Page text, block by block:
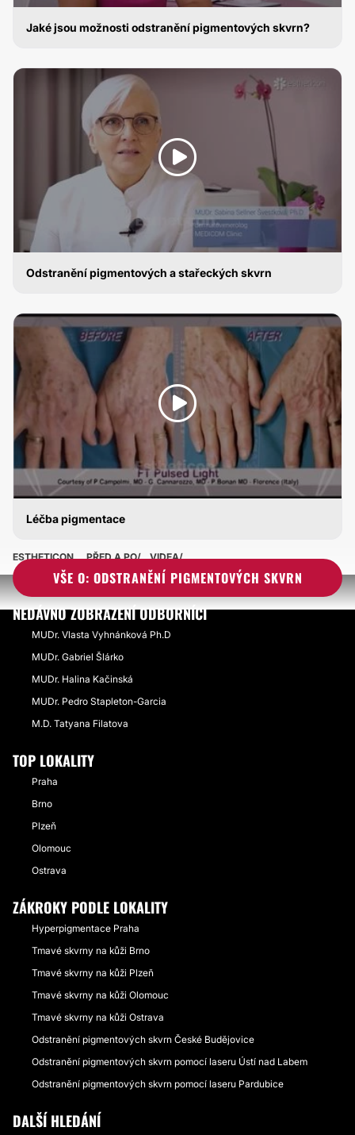
Jaké jsou možnosti odstranění pigmentových skvrn?
Odstranění pigmentových a stařeckých skvrn
Léčba pigmentace
VŠE O: ODSTRANĚNÍ PIGMENTOVÝCH SKVRN
ESTHETICON PŘED A PO VIDEA
NEDÁVNO ZOBRAZENÍ ODBORNÍCI
MUDr. Vlasta Vyhnánková Ph.D
MUDr. Gabriel Šlárko
MUDr. Halina Kačinská
MUDr. Pedro Stapleton-Garcia
M.D. Tatyana Filatova
TOP LOKALITY
Praha
Brno
Plzeň
Olomouc
Ostrava
ZÁKROKY PODLE LOKALITY
Hyperpigmentace Praha
Tmavé skvrny na kůži Brno
Tmavé skvrny na kůži Plzeň
Tmavé skvrny na kůži Olomouc
Tmavé skvrny na kůži Ostrava
Odstranění pigmentových skvrn České Budějovice
Odstranění pigmentových skvrn pomocí laseru Ústí nad Labem
Odstranění pigmentových skvrn pomocí laseru Pardubice
DALŠÍ HLEDÁNÍ